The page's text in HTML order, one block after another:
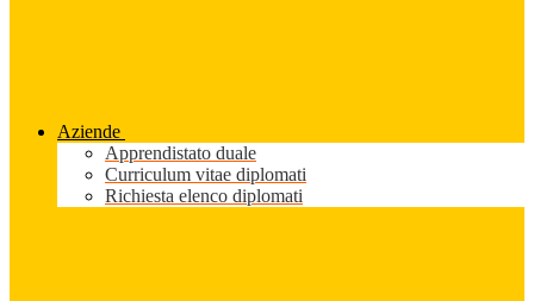
Aziende
Apprendistato duale
Curriculum vitae diplomati
Richiesta elenco diplomati